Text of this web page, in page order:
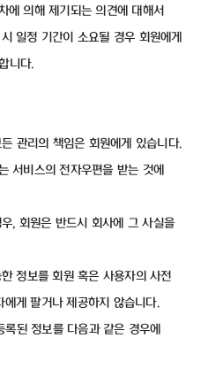
에 의해 제기되는 의견에 대해서
일정 기간이 소요될 경우 회원에게
니다.
관리의 책임은 회원에게 있습니다.
서비스의 전자우편을 받는 것에
, 회원은 반드시 회사에 그 사실을
정보를 회원 혹은 사용자의 사전
게 팔거나 제공하지 않습니다.
된 정보를 다음과 같은 경우에